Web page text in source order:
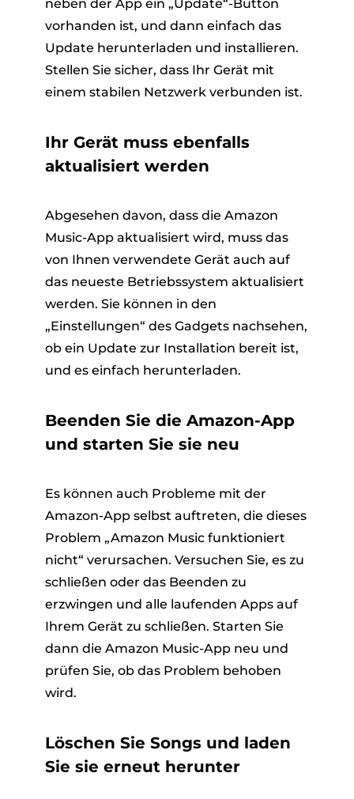
neben der App ein „Update“-Button
vorhanden ist, und dann einfach das
Update herunterladen und installieren.
Stellen Sie sicher, dass Ihr Gerät mit
einem stabilen Netzwerk verbunden ist.
Ihr Gerät muss ebenfalls
aktualisiert werden
Abgesehen davon, dass die Amazon
Music-App aktualisiert wird, muss das
von Ihnen verwendete Gerät auch auf
das neueste Betriebssystem aktualisiert
werden. Sie können in den
„Einstellungen“ des Gadgets nachsehen,
ob ein Update zur Installation bereit ist,
und es einfach herunterladen.
Beenden Sie die Amazon-App
und starten Sie sie neu
Es können auch Probleme mit der
Amazon-App selbst auftreten, die dieses
Problem „Amazon Music funktioniert
nicht“ verursachen. Versuchen Sie, es zu
schließen oder das Beenden zu
erzwingen und alle laufenden Apps auf
Ihrem Gerät zu schließen. Starten Sie
dann die Amazon Music-App neu und
prüfen Sie, ob das Problem behoben
wird.
Löschen Sie Songs und laden
Sie sie erneut herunter